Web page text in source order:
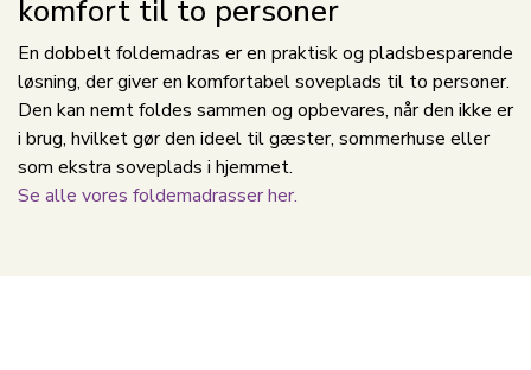
komfort til to personer
En dobbelt foldemadras er en praktisk og pladsbesparende
løsning, der giver en komfortabel soveplads til to personer.
Den kan nemt foldes sammen og opbevares, når den ikke er
i brug, hvilket gør den ideel til gæster, sommerhuse eller
som ekstra soveplads i hjemmet.
Se alle vores foldemadrasser her.